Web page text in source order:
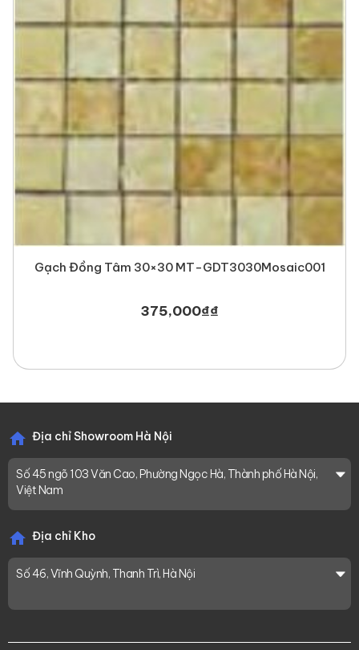
Gạch Đồng Tâm 30×30 MT-GDT3030Mosaic001
375,000₫₫
Địa chỉ Showroom Hà Nội
Số 45 ngõ 103 Văn Cao, Phường Ngọc Hà, Thành phố Hà Nội,
Việt Nam
Địa chỉ Kho
Số 46, Vĩnh Quỳnh, Thanh Trì, Hà Nội